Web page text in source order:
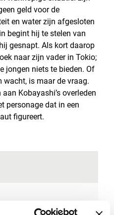
geld voor de
en water zijn afgesloten
begint hij te stelen van
gesnapt. Als kort daarop
naar zijn vader in Tokio;
jongen niets te bieden. Of
wacht, is maar de vraag.
Kobayashi’s overleden
personage dat in een
figureert.